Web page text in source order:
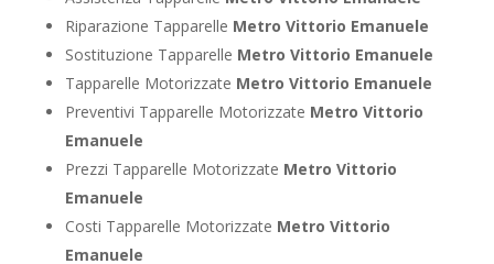
Riparazione Tapparelle Metro Vittorio Emanuele
Sostituzione Tapparelle Metro Vittorio Emanuele
Tapparelle Motorizzate Metro Vittorio Emanuele
Preventivi Tapparelle Motorizzate Metro Vittorio
Emanuele
Prezzi Tapparelle Motorizzate Metro Vittorio
Emanuele
Costi Tapparelle Motorizzate Metro Vittorio
Emanuele